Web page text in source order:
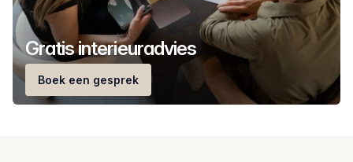
Gratis interieuradvies
Boek een gesprek